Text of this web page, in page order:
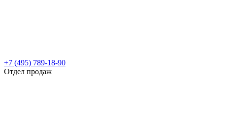
+7 (495) 789-18-90
Отдел продаж